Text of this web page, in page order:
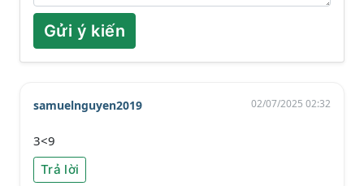
Gửi ý kiến
samuelnguyen2019 02/07/2025 02:32
3<9
Trả lời